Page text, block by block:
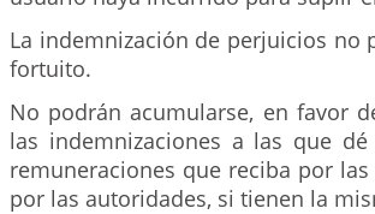
La indemnización de perjuicios no
fortuito.
No podrán acumularse, en favor
las indemnizaciones a las que
remuneraciones que reciba por
por las autoridades, si tienen la